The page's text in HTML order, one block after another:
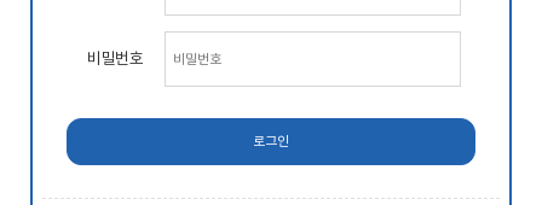
비밀번호